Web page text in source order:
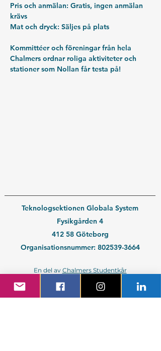
Pris och anmälan: Gratis, ingen anmälan
krävs
Mat och dryck: Säljes på plats
Kommittéer och föreningar från hela
Chalmers ordnar roliga aktiviteter och
stationer som Nollan får testa på!
Teknologsektionen Globala System
Fysikgården 4
412 58 Göteborg
Organisationsnummer: 802539-3664
En del av Chalmers Studentkår
Kontakt medlem